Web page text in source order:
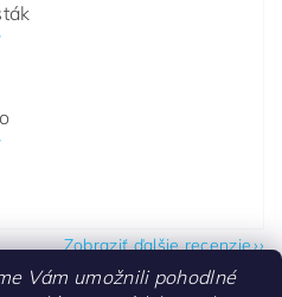
Zobraziť ďalšie recenzie
Vám umožnili pohodlné